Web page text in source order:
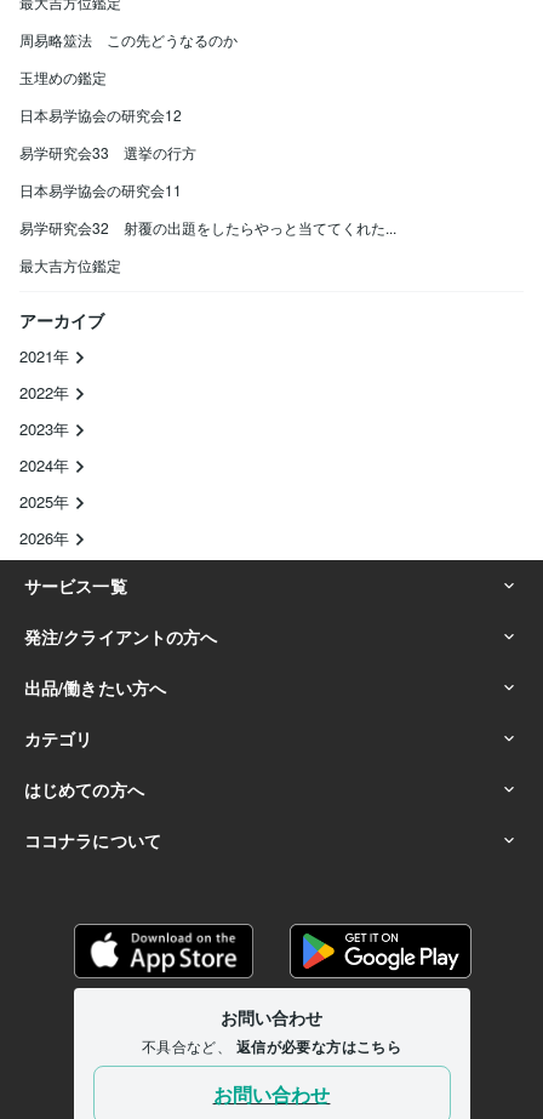
周易略筮法 この先どうなるのか
玉埋めの鑑定
日本易学協会の研究会12
易学研究会33 選挙の行方
日本易学協会の研究会11
易学研究会32 射覆の出題をしたらやっと当ててくれた...
最大吉方位鑑定
アーカイブ
2021年
2022年
2023年
2024年
2025年
2026年